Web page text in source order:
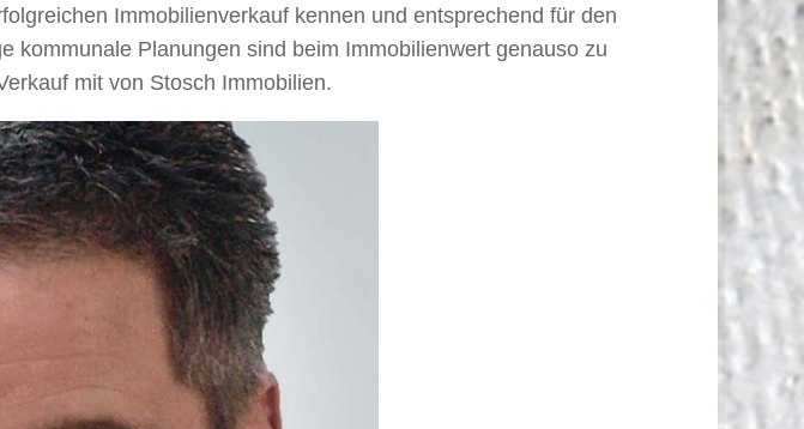
Immobilienverkauf kennen und entsprechend für den
kommunale Planungen sind beim Immobilienwert genauso zu
mit von Stosch Immobilien.